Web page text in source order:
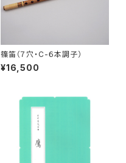
篠笛（７穴・C-６本調子）
¥16,500